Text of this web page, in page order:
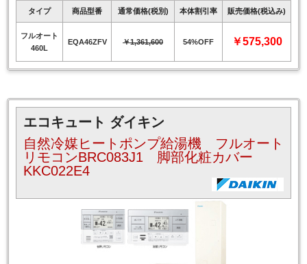
タイプ 商品型番 通常価格(税別) 本体割引率 販売価格(税込み)
フルオート
460L
EQA46ZFV ￥1,361,600 54%OFF ￥575,300
エコキュート ダイキン
自然冷媒ヒートポンプ給湯機 フルオート
リモコンBRC083J1 脚部化粧カバー
KKC022E4